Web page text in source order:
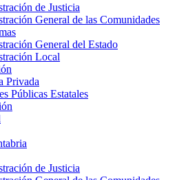
de Justicia
General de las Comunidades
General del Estado
Local
Privada
Públicas Estatales
de Justicia